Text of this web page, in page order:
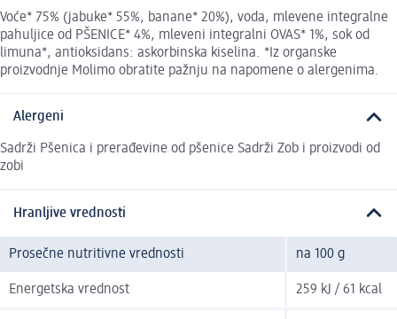
Voće* 75% (jabuke* 55%, banane* 20%), voda, mlevene integralne
pahuljice od PŠENICE* 4%, mleveni integralni OVAS* 1%, sok od
limuna*, antioksidans: askorbinska kiselina. *Iz organske
proizvodnje Molimo obratite pažnju na napomene o alergenima.
Alergeni
Sadrži Pšenica i prerađevine od pšenice Sadrži Zob i proizvodi od
zobi
Hranljive vrednosti
Prosečne nutritivne vrednosti na 100 g
Energetska vrednost 259 kJ / 61 kcal